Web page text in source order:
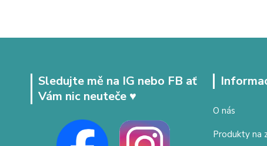
Sledujte mě na IG nebo FB ať
Vám nic neuteče ♥
O nás
Produkty na